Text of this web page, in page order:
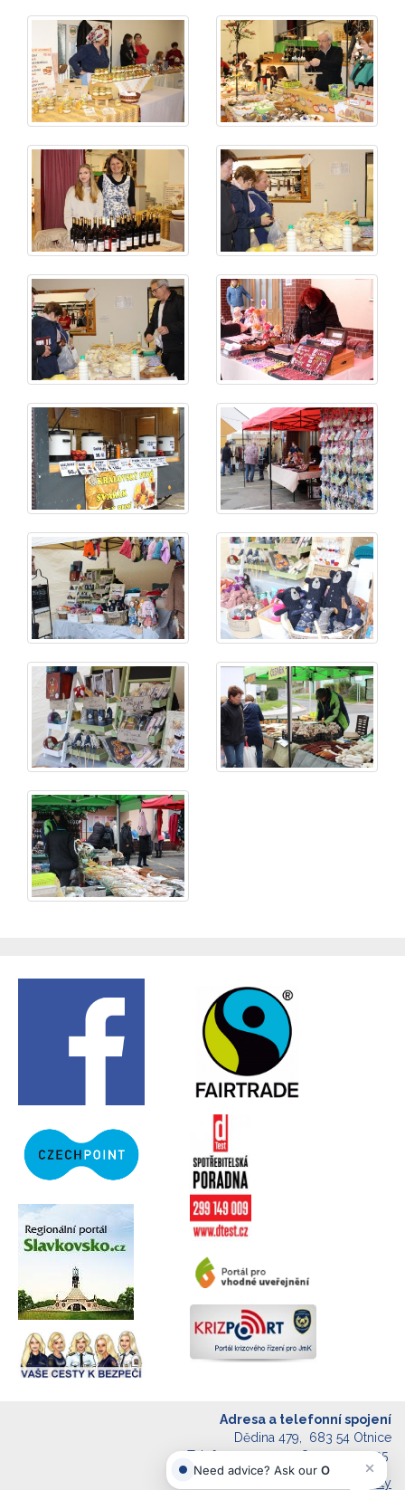
Adresa a telefonní spojení
Dědina 479, 683 54 Otnice
Telefon: 544 240 018, 544 240 035
Další kontakty